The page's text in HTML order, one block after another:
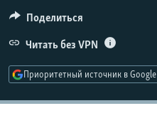
Поделиться
Читать без VPN
Приоритетный источник в Google